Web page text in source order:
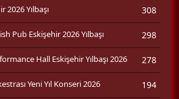
2026 Yılbaşı 308
Pub Eskişehir 2026 Yılbaşı 298
Hall Eskişehir Yılbaşı 2026 278
Yeni Yıl Konseri 2026 194